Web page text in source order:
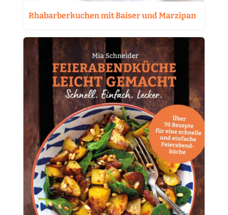
Rhabarberkuchen mit Baiser und Marzipan